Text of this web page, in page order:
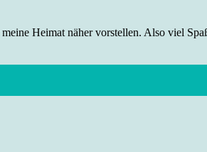
Heimat näher vorstellen. Also viel